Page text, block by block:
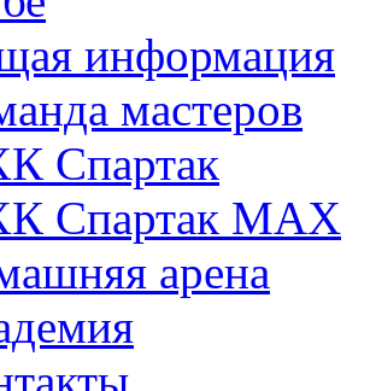
информация
мастеров
Спартак
Спартак МАХ
арена